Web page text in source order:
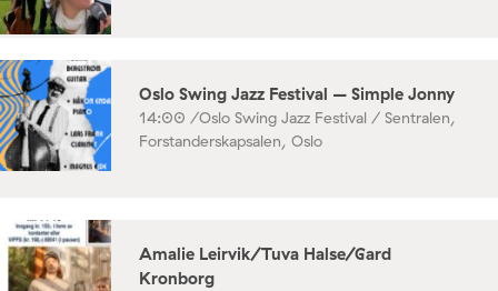
Oslo Swing Jazz Festival – Simple Jonny
14:00 /Oslo Swing Jazz Festival / Sentralen,
Forstanderskapsalen, Oslo
Amalie Leirvik/Tuva Halse/Gard
Kronborg